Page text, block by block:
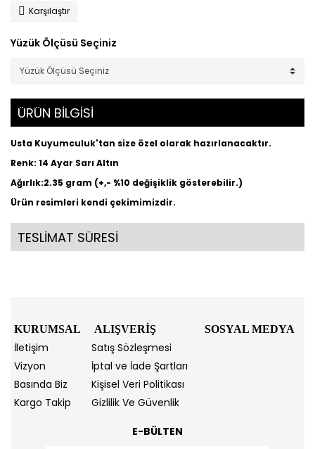
Karşılaştır
Yüzük Ölçüsü Seçiniz
ÜRÜN BİLGİSİ
Usta Kuyumculuk'tan size özel olarak hazırlanacaktır.
Renk: 14 Ayar Sarı Altın
Ağırlık:2.35 gram (+,- %10 değişiklik gösterebilir.)
Ürün resimleri kendi çekimimizdir.
TESLİMAT SÜRESİ
KURUMSAL ALIŞVERİŞ SOSYAL MEDYA
İletişim
Satış Sözleşmesi
Vizyon
İptal ve İade Şartları
Basında Biz
Kişisel Veri Politikası
Kargo Takip
Gizlilik Ve Güvenlik
E-BÜLTEN